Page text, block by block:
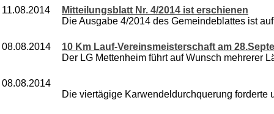
11.08.2014
Mitteilungsblatt Nr. 4/2014 ist erschienen
Die Ausgabe 4/2014 des Gemeindeblattes ist
08.08.2014
10 Km Lauf-Vereinsmeisterschaft am
Der LG Mettenheim führt auf Wunsch mehrerer
08.08.2014
Die viertägige Karwendeldurchquerung forderte